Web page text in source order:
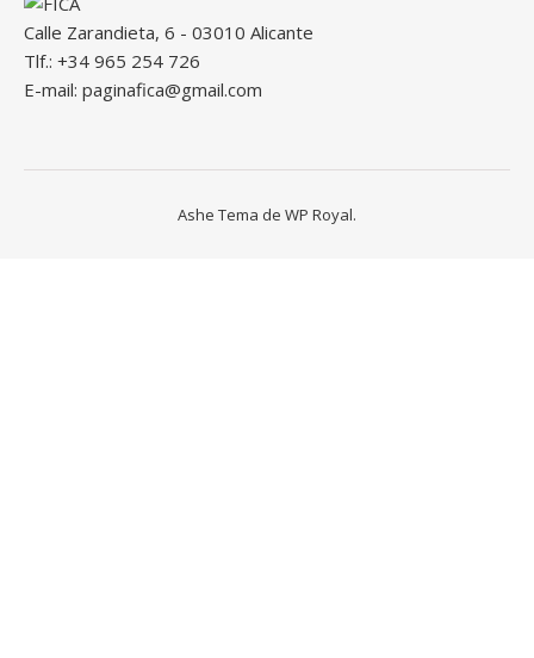
Calle Zarandieta, 6 - 03010 Alicante
Tlf.: +34 965 254 726
E-mail: paginafica@gmail.com
Ashe Tema de WP Royal.